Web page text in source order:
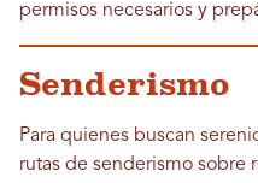
permisos necesarios y
Senderismo
Para quienes buscan
rutas de senderismo sobre